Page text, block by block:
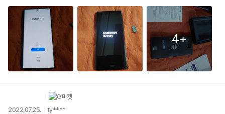
기겠지만 모르고 유심칩 넣고 가입하시는분들도 있으실듯한데 판매자님이
착각하고 넣으신거죠? 알고 넣으셨다면 큰실수하신겁니다 어쨌든충전기와
이어폰 또는 C타입 이어폰젠더의 부재는 많은 아쉬움이 드네요 폰이 한두푼
도 아니고 하나씩은 넣었으면 좋지않았을까 생각합니다 그리고 마이크로S
D카드 슬롯도 없어서 메모리 확장성에서 많이 아쉽네요
4+
2022.07.25. ty****